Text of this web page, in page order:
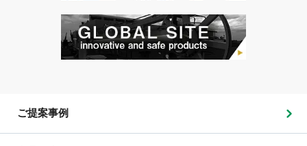
ご提案事例